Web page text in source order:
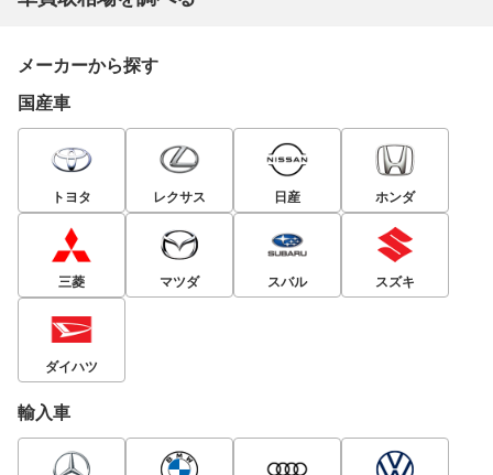
メーカーから探す
国産車
トヨタ レクサス 日産 ホンダ
三菱 マツダ スバル スズキ
ダイハツ
輸入車